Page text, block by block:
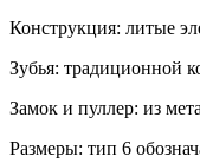
Конструкция: литые
Зубья: традиционной
Замок и пуллер: из
Размеры: тип 6